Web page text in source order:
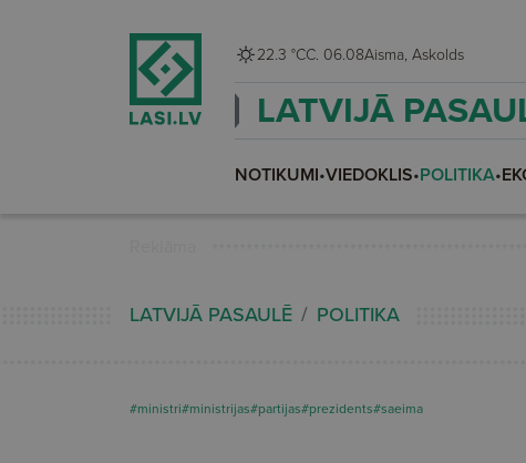
22.3 °CC. 06.08 Aisma, Askolds
LATVIJĀ
NOTIKUMI•VIEDOKLIS•POLITIKA•
LATVIJĀ PASAULĒ POLITIKA
#ministri#ministrijas#partijas#prezidents#saeima